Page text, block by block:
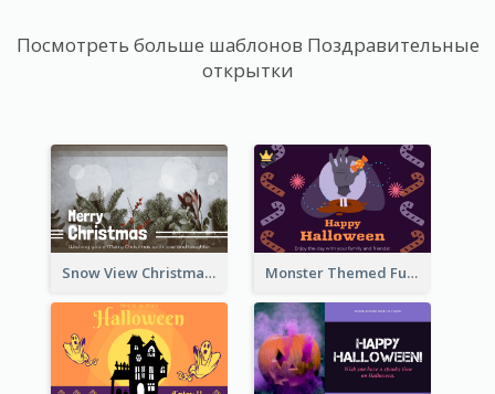
Посмотреть больше шаблонов Поздравительные
открытки
Snow View Christmas Card With Simple Design Monster Themed Fun Halloween Greeting Card